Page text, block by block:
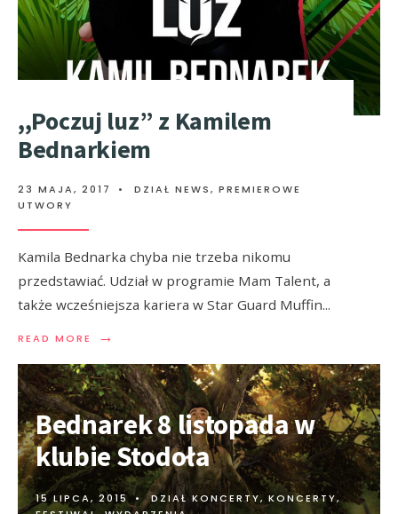
,,Poczuj luz” z Kamilem
Bednarkiem
23 MAJA, 2017 • DZIAŁ NEWS, PREMIEROWE
UTWORY
Kamila Bednarka chyba nie trzeba nikomu
przedstawiać. Udział w programie Mam Talent, a
także wcześniejsza kariera w Star Guard Muffin...
READ MORE →
Bednarek 8 listopada w
klubie Stodoła
15 LIPCA, 2015 • DZIAŁ KONCERTY, KONCERTY,